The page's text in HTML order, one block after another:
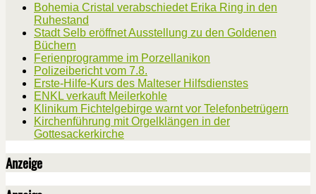
Bohemia Cristal verabschiedet Erika Ring in den
Ruhestand
Stadt Selb eröffnet Ausstellung zu den Goldenen
Büchern
Ferienprogramme im Porzellanikon
Polizeibericht vom 7.8.
Erste-Hilfe-Kurs des Malteser Hilfsdienstes
ENKL verkauft Meilerkohle
Klinikum Fichtelgebirge warnt vor Telefonbetrügern
Kirchenführung mit Orgelklängen in der
Gottesackerkirche
Anzeige